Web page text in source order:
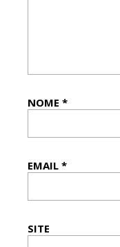
NOME *
EMAIL *
SITE